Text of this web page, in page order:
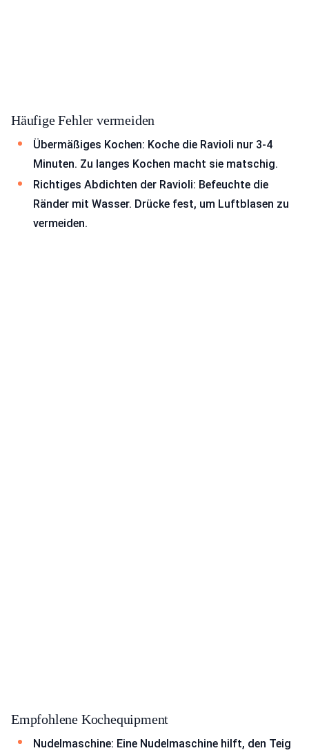
Häufige Fehler vermeiden
Übermäßiges Kochen: Koche die Ravioli nur 3-4
Minuten. Zu langes Kochen macht sie matschig.
Richtiges Abdichten der Ravioli: Befeuchte die
Ränder mit Wasser. Drücke fest, um Luftblasen zu
vermeiden.
Empfohlene Kochequipment
Nudelmaschine: Eine Nudelmaschine hilft, den Teig